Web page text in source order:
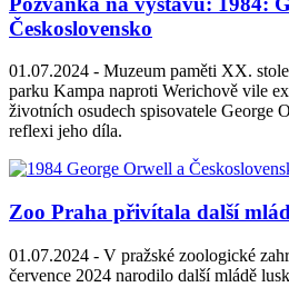
Československo
01.07.2024 - Muzeum paměti XX.
parku Kampa naproti Werichově vile
životních osudech spisovatele George
reflexi jeho díla.
Zoo Praha přivítala další
01.07.2024 - V pražské zoologické
července 2024 narodilo další mládě